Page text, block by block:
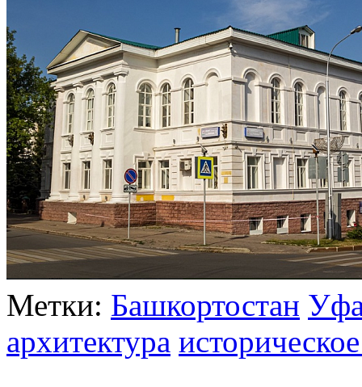
Метки: Башкортостан
архитектура